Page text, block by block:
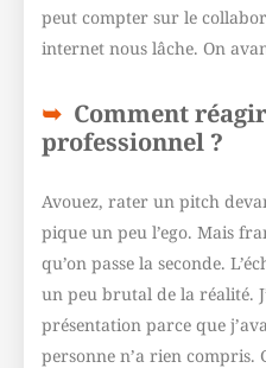
peut compter sur le
internet nous lâche. On
Comment
professionnel ?
Avouez, rater un pitch
pique un peu l’ego. Mais
qu’on passe la seconde.
un peu brutal de la réalité.
présentation parce que
personne n’a rien compris.